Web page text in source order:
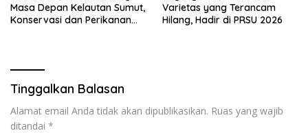
Masa Depan Kelautan Sumut,
Konservasi dan Perikanan
Varietas yang Terancam
Hilang, Hadir di PRSU 2026
Tinggalkan Balasan
Alamat email Anda tidak akan dipublikasikan. Ruas yang wajib
ditandai *